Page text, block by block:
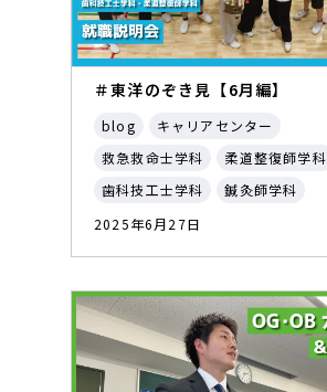
＃東洋のぞき見【6月編】
blog
キャリアセンター
救急救命士学科
柔道整復師学科
歯科技工士学科
鍼灸師学科
2025年6月27日